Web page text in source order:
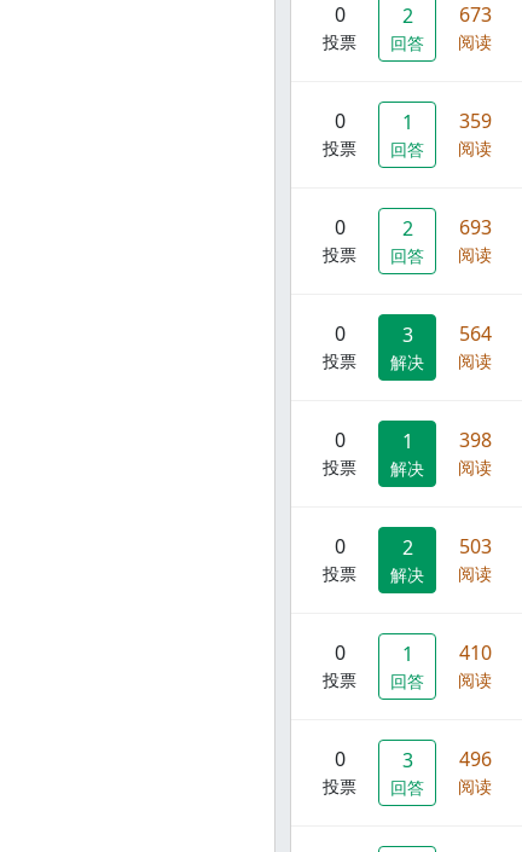
0
投票
2
回答
673
阅读
0
投票
1
回答
359
阅读
0
投票
2
回答
693
阅读
0
投票
3
解决
564
阅读
0
投票
1
解决
398
阅读
0
投票
2
解决
503
阅读
0
投票
1
回答
410
阅读
0
投票
3
回答
496
阅读